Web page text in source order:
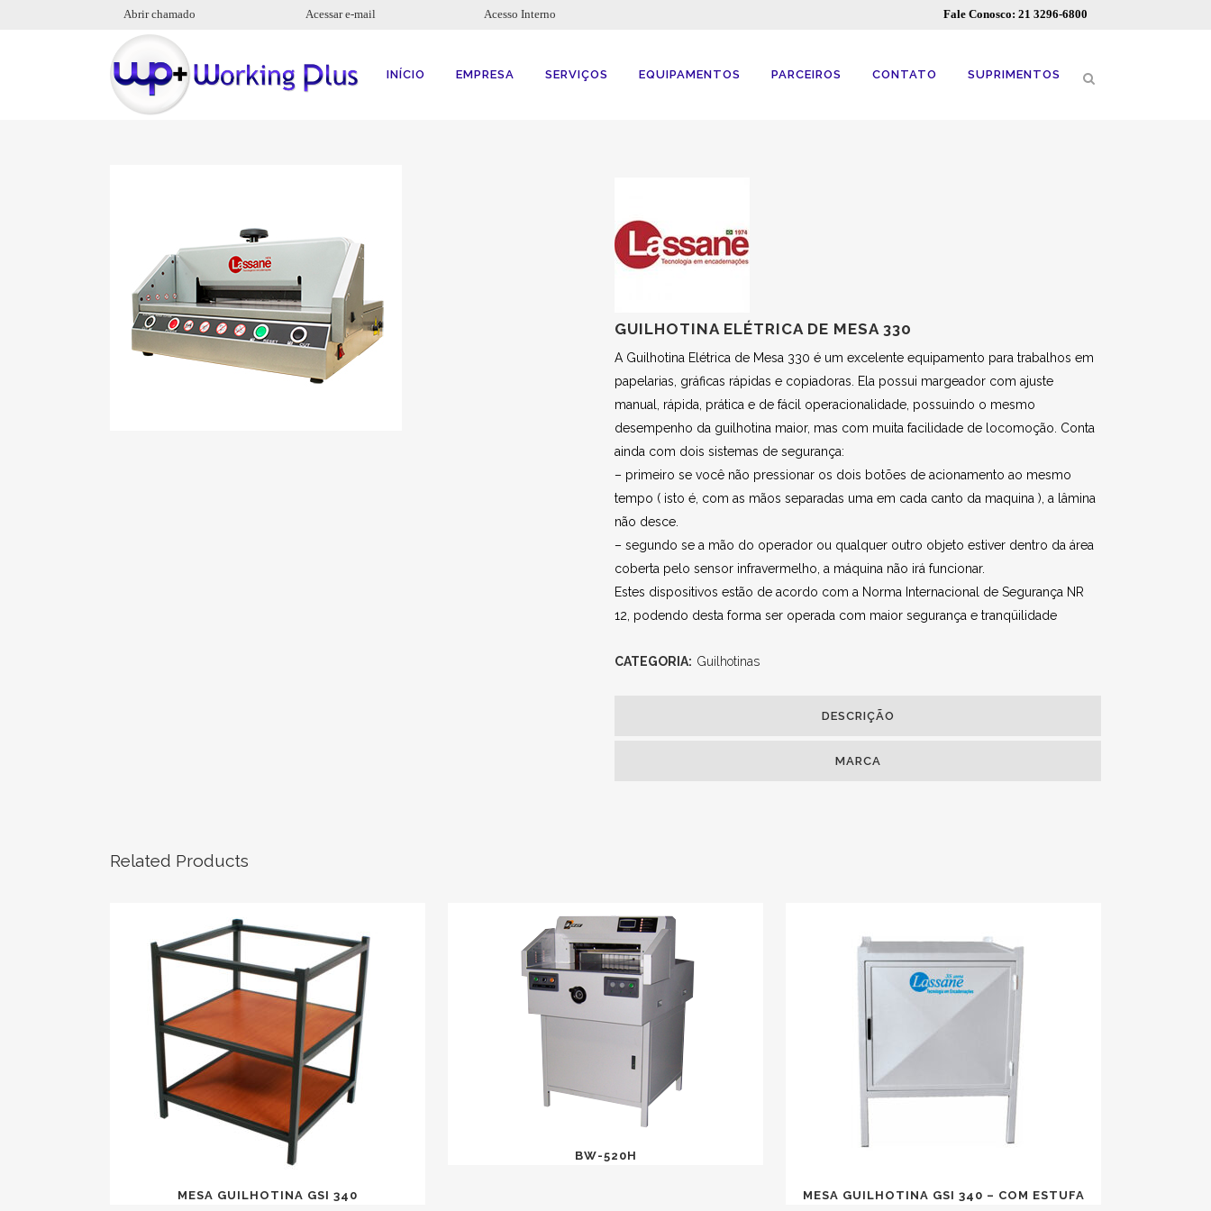
Abrir chamado Acessar e-mail Acesso Interno Fale Conosco: 21 3296-6800
INÍCIO EMPRESA SERVIÇOS EQUIPAMENTOS PARCEIROS CONTATO SUPRIMENTOS
GUILHOTINA ELÉTRICA DE MESA 330
A Guilhotina Elétrica de Mesa 330 é um excelente equipamento para trabalhos em
papelarias, gráficas rápidas e copiadoras. Ela possui margeador com ajuste
manual, rápida, prática e de fácil operacionalidade, possuindo o mesmo
desempenho da guilhotina maior, mas com muita facilidade de locomoção. Conta
ainda com dois sistemas de segurança:
– primeiro se você não pressionar os dois botões de acionamento ao mesmo
tempo ( isto é, com as mãos separadas uma em cada canto da maquina ), a lâmina
não desce.
– segundo se a mão do operador ou qualquer outro objeto estiver dentro da área
coberta pelo sensor infravermelho, a máquina não irá funcionar.
Estes dispositivos estão de acordo com a Norma Internacional de Segurança NR
12, podendo desta forma ser operada com maior segurança e tranqüilidade
CATEGORIA: Guilhotinas
DESCRIÇÃO
MARCA
Related Products
MESA GUILHOTINA GSI 340
BW-520H
MESA GUILHOTINA GSI 340 – COM ESTUFA